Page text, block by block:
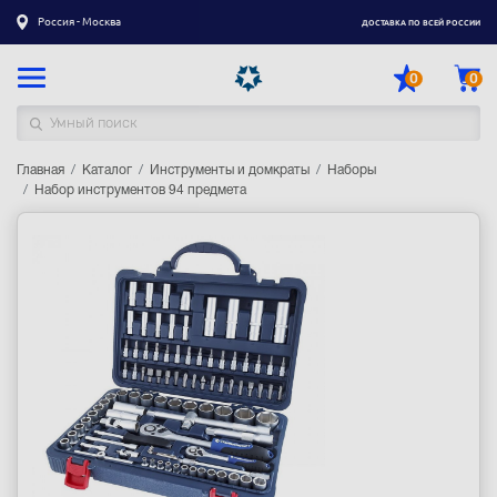
Россия - Москва ДОСТАВКА ПО ВСЕЙ РОССИИ
0 0
Каталог товаров
Акции
Оптовым и корпоративным клиентам
Главная Каталог Инструменты и домкраты
Наборы
Набор инструментов 94 предмета